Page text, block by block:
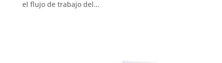
el flujo de trabajo del...